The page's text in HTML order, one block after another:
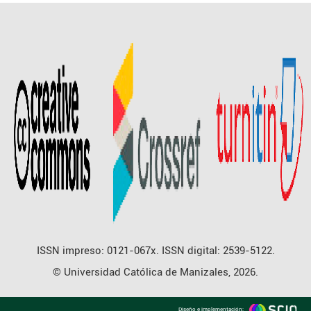
ISSN impreso: 0121-067x. ISSN digital: 2539-5122.
© Universidad Católica de Manizales, 2026.
Diseño e implementación: